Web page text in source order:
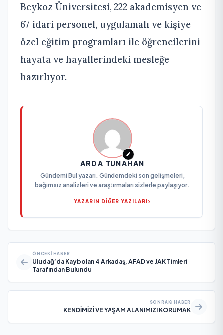
Beykoz Üniversitesi, 222 akademisyen ve
67 idari personel, uygulamalı ve kişiye
özel eğitim programları ile öğrencilerini
hayata ve hayallerindeki mesleğe
hazırlıyor.
ARDA TUNAHAN
Gündemi Bul yazarı. Gündemdeki son gelişmeleri,
bağımsız analizleri ve araştırmaları sizlerle paylaşıyor.
YAZARIN DİĞER YAZILARI
ÖNCEKI HABER
Uludağ’da Kaybolan 4 Arkadaş, AFAD ve JAK Timleri
Tarafından Bulundu
SONRAKI HABER
KENDİMİZİ VE YAŞAM ALANIMIZI KORUMAK